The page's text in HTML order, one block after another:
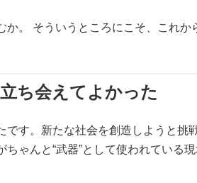
か。 そういうところにこそ、これか
ち会えてよかった
です。新たな社会を創造しようと挑
ゃんと“武器”として使われている